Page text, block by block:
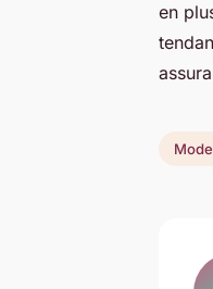
en
Mode